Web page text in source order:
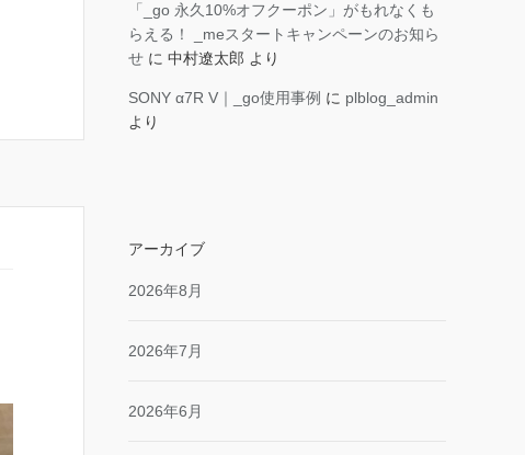
「_go 永久10%オフクーポン」がもれなくも
らえる！ _meスタートキャンペーンのお知ら
せ に 中村遼太郎 より
SONY α7R V｜_go使用事例 に plblog_admin
より
アーカイブ
2026年8月
2026年7月
2026年6月